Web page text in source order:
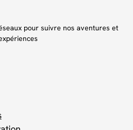
pour suivre nos aventures et